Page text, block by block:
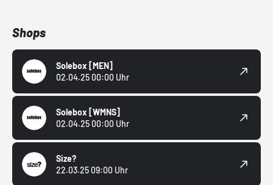
Shops
Solebox [MEN]
02.04.25 00:00 Uhr
Solebox [WMNS]
02.04.25 00:00 Uhr
Size?
22.03.25 09:00 Uhr